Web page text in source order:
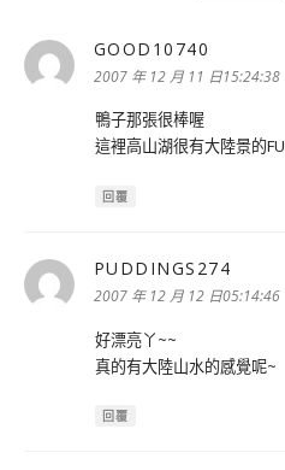
GOOD10740
示:
2007 年 12 月 11 日15:24:38
鴨子那張很棒喔
這裡高山湖很有大陸景的FU
回覆
PUDDINGS274
示:
2007 年 12 月 12 日05:14:46
好漂亮丫~~
真的有大陸山水的感覺呢~
回覆